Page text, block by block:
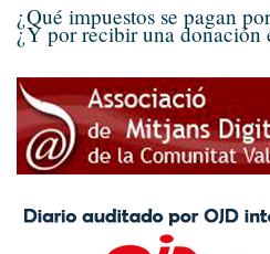
¿Qué impuestos se pagan
¿Y por recibir una donación